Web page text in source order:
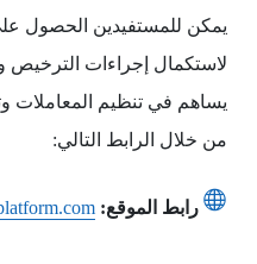
يمكن للمستفيدين الحصول
لاستكمال إجراءات الترخيص
يساهم في تنظيم المعاملات
من خلال الرابط التالي:
رابط الموقع: